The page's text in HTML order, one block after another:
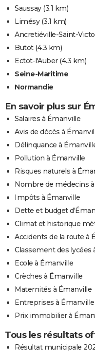
Saussay(3.1 km)
Limésy(3.1 km)
Ancretiéville-Saint-
Butot(4.3 km)
Ectot-l'Auber(4.3 km)
Seine-Maritime
Normandie
En savoir plus sur
Salaires à Émanville
Avis de décès à
Délinquance à
Pollution à Émanville
Risques naturels à
Nombre de médecins
Impôts à Émanville
Dette et budget
Climat et historique
Accidents de la route à
Classement des lycées
Ecole à Émanville
Crèches à Émanville
Maternités à Émanville
Entreprises à Émanville
Prix immobilier à
Tous les résultats
Résultat municipale